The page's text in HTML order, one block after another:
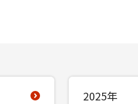
2025年